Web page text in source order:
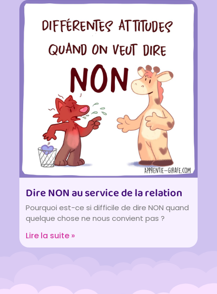
Dire NON au service de la relation
Pourquoi est-ce si difficile de dire NON quand
quelque chose ne nous convient pas ?
Lire la suite »